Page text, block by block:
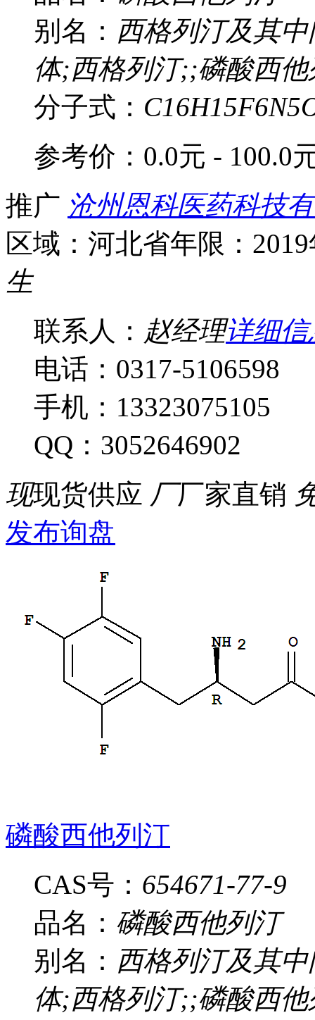
别名： 西格列汀及其
体;西格列汀;;磷酸西
分子式：
参考价： 0.0元 - 100.0
推广 沧州恩科医药科技
区域：河北省年限：
生
联系人： 赵经理详细信
电话：0317-5106598
手机：13323075105
QQ：3052646902
现现货供应 厂厂家直销
发布询盘
磷酸西他列汀
CAS号： 654671-77-9
品名： 磷酸西他列汀
别名： 西格列汀及其
体;西格列汀;;磷酸西